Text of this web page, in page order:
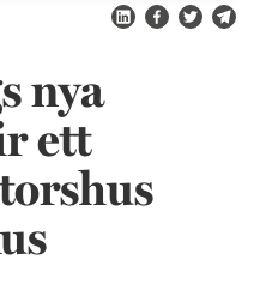
Dela på LinkedIn
Dela påDela på
nya
ett